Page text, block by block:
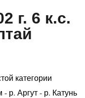
г. 6 к.с.
категории
р. Аргут - р. Катунь